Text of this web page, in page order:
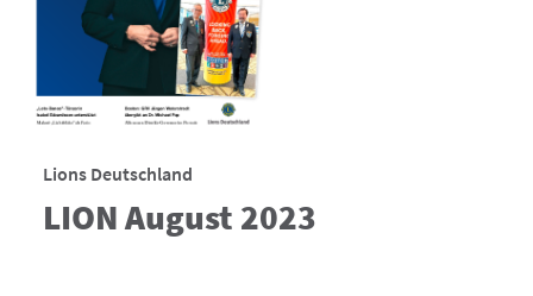
Lions Deutschland
LION August 2023